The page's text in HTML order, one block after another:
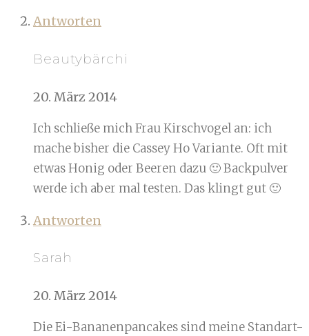
Antworten
Beautybärchi
20. März 2014
Ich schließe mich Frau Kirschvogel an: ich
mache bisher die Cassey Ho Variante. Oft mit
etwas Honig oder Beeren dazu 🙂 Backpulver
werde ich aber mal testen. Das klingt gut 🙂
Antworten
Sarah
20. März 2014
Die Ei-Bananenpancakes sind meine Standart-